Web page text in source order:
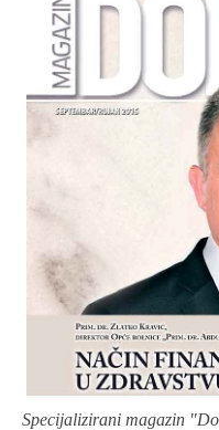
Specijalizirani magazin